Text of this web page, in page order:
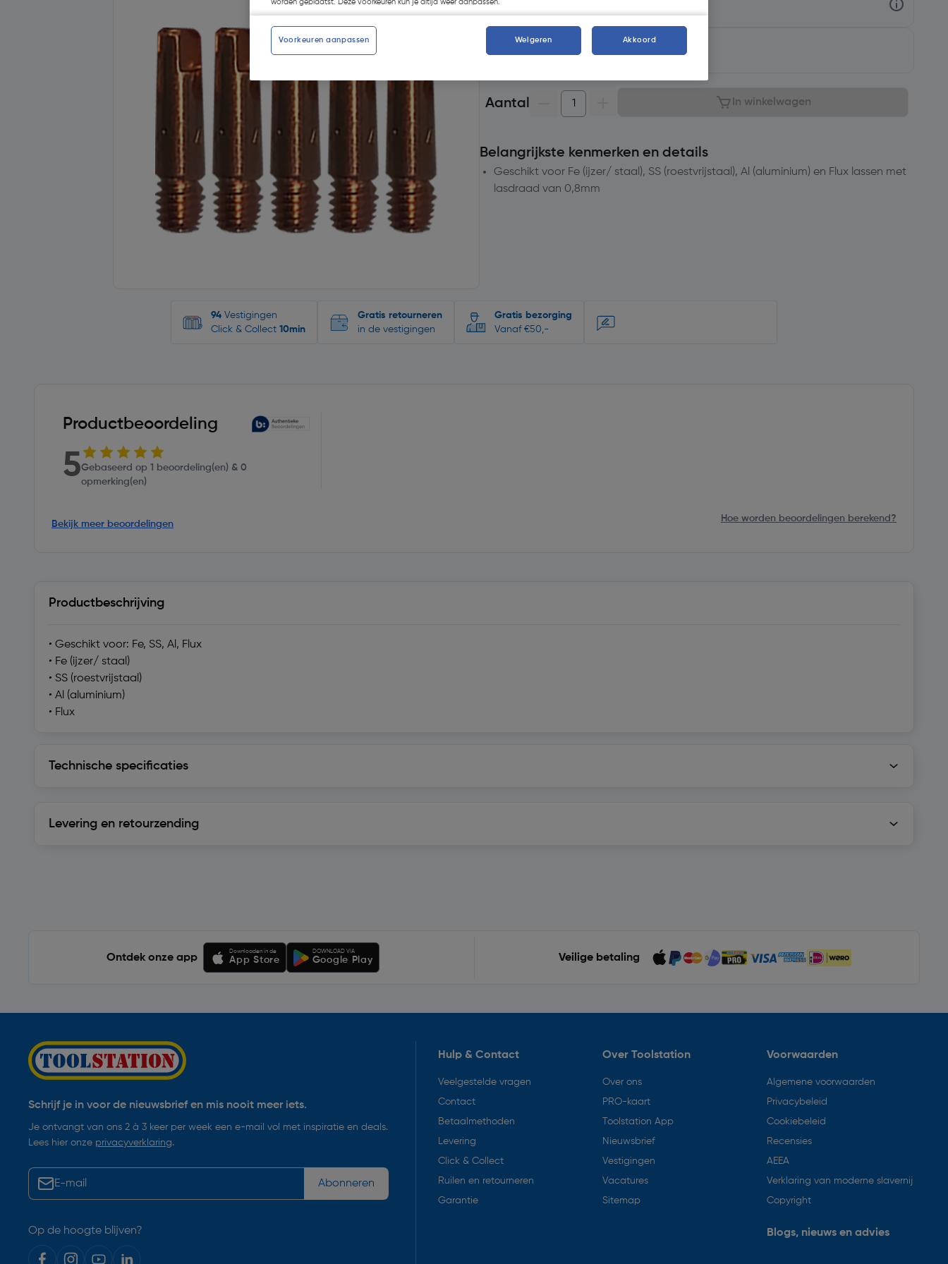
Aantal In winkelwagen
Belangrijkste kenmerken en details
Geschikt voor Fe (ijzer/ staal), SS (roestvrijstaal), Al (aluminium) en Flux lassen met
lasdraad van 0,8mm
94 Vestigingen
Click & Collect 10min
Gratis retourneren
in de vestigingen
Gratis bezorging
Vanaf €50,-
Productbeoordeling
5Gebaseerd op 1 beoordeling(en) & 0
opmerking(en)
Bekijk meer beoordelingen
Hoe worden beoordelingen berekend?
Productbeschrijving
• Geschikt voor: Fe, SS, Al, Flux
• Fe (ijzer/ staal)
• SS (roestvrijstaal)
• Al (aluminium)
• Flux
Technische specificaties
Levering en retourzending
Ontdek onze app
Downloaden in de
App Store
DOWNLOAD VIA
Google Play Veilige betaling
Schrijf je in voor de nieuwsbrief en mis nooit meer iets.
Je ontvangt van ons 2 à 3 keer per week een e-mail vol met inspiratie en deals.
Lees hier onze privacyverklaring.
Abonneren
Op de hoogte blijven?
Hulp & Contact
Veelgestelde vragen
Contact
Betaalmethoden
Levering
Click & Collect
Ruilen en retourneren
Garantie
Over Toolstation
Over ons
PRO-kaart
Toolstation App
Nieuwsbrief
Vestigingen
Vacatures
Sitemap
Voorwaarden
Algemene voorwaarden
Privacybeleid
Cookiebeleid
Recensies
AEEA
Verklaring van moderne slavernij
Copyright
Blogs, nieuws en advies
worden geplaatst. Deze voorkeuren kun je altijd weer aanpassen.
Voorkeuren aanpassen Weigeren Akkoord